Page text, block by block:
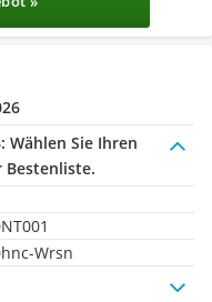
Wählen Sie Ihren
Bestenliste.
Wrsn